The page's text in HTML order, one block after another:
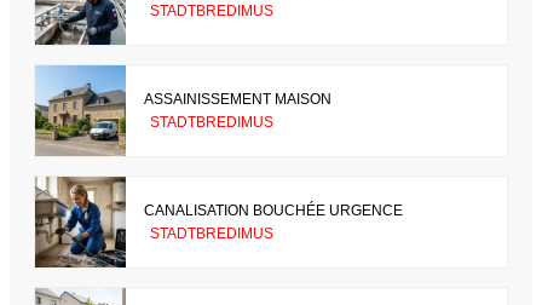
STADTBREDIMUS
ASSAINISSEMENT MAISON
STADTBREDIMUS
CANALISATION BOUCHÉE URGENCE
STADTBREDIMUS